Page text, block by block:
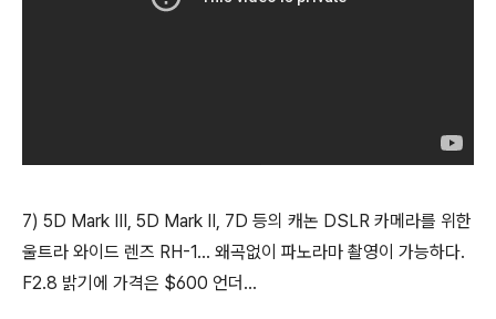
7) 5D Mark III, 5D Mark II, 7D 등의 캐논 DSLR 카메라를 위한
울트라 와이드 렌즈 RH-1... 왜곡없이 파노라마 촬영이 가능하다.
F2.8 밝기에 가격은 $600 언더...